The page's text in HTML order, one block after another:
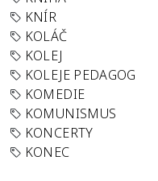
KNÍR
KOLÁČ
KOLEJ
KOLEJE PEDAGOG
KOMEDIE
KOMUNISMUS
KONCERTY
KONEC